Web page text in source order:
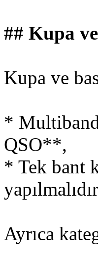
## Kupa
Kupa ve
*
QSO**,
* Tek bant
Ayrıca